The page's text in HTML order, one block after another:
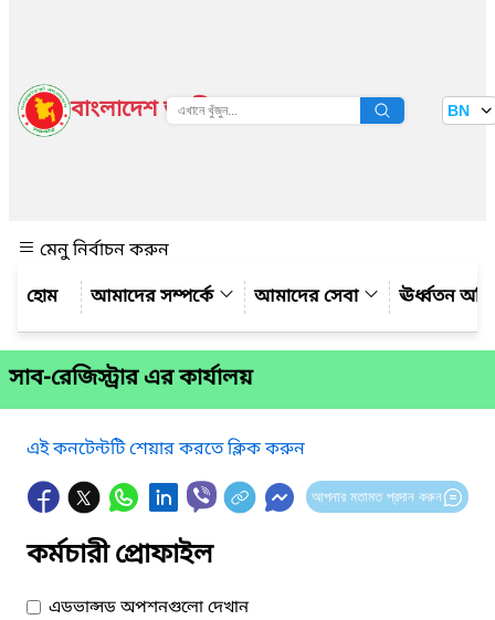
বাংলাদেশ জাতীয় তথ্য বাতায়ন BN
মেনু নির্বাচন করুন
আমাদের সম্পর্কে
আমাদের সেবা ঊর্ধ্বতন
সাব-রেজিস্ট্রার এর কার্যালয়
এই কনটেন্টটি শেয়ার করতে ক্লিক করুন
আপনার মতামত প্রদান করুন
কর্মচারী প্রোফাইল
এডভান্সড অপশনগুলো দেখান